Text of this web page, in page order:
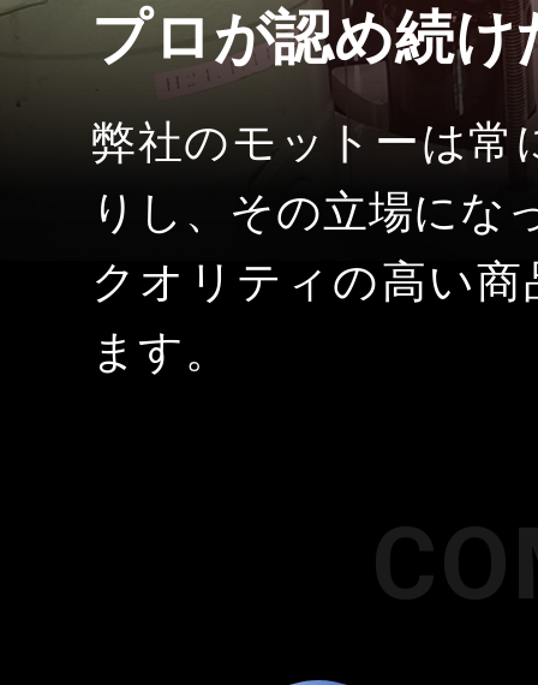
プロが認め続け
弊社のモットーは常
りし、その立場にな
クオリティの高い
ます。